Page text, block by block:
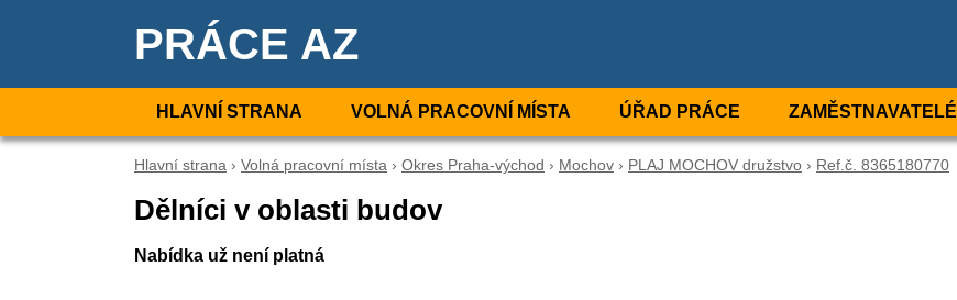
PRÁCE AZ
HLAVNÍ STRANA VOLNÁ PRACOVNÍ MÍSTA ÚŘAD PRÁCE ZAMĚSTNAVATELÉ
Hlavní strana › Volná pracovní místa › Okres Praha-východ › Mochov › PLAJ MOCHOV družstvo › Ref.č. 8365180770
Dělníci v oblasti budov
Nabídka už není platná